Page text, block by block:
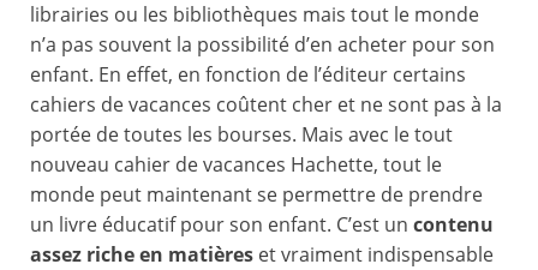
librairies ou les bibliothèques mais tout le monde
n’a pas souvent la possibilité d’en acheter pour son
enfant. En effet, en fonction de l’éditeur certains
cahiers de vacances coûtent cher et ne sont pas à la
portée de toutes les bourses. Mais avec le tout
nouveau cahier de vacances Hachette, tout le
monde peut maintenant se permettre de prendre
un livre éducatif pour son enfant. C’est un contenu
assez riche en matières et vraiment indispensable